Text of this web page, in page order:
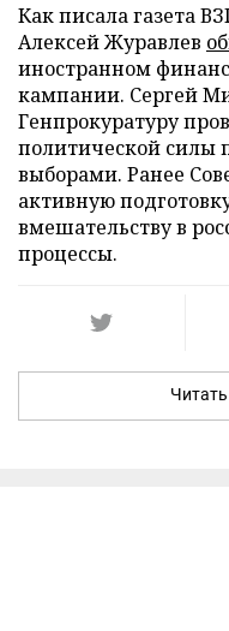
Как писала газета
Алексей Журавлев
иностранном
кампании. Сергей
Генпрокуратуру
политической силы
выборами. Ранее
активную
вмешательству в
процессы.